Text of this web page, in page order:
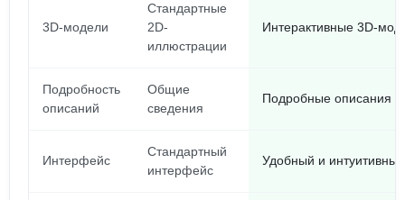
3D-модели
Стандартные
2D-
иллюстрации
Интерактивные 3D-
Подробность
описаний
Общие
сведения
Подробные описания
Интерфейс
Стандартный
интерфейс
Удобный и